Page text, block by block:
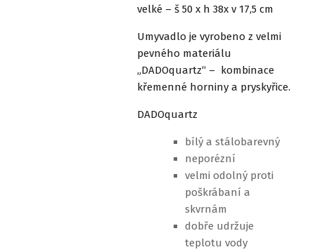
velké – š 50 x h 38x v 17,5 cm
Umyvadlo je vyrobeno z velmi
pevného materiálu
„DADOquartz“ – kombinace
křemenné horniny a pryskyřice.
DADOquartz
bílý a stálobarevný
neporézní
velmi odolný proti
poškrábaní a
skvrnám
dobře udržuje
teplotu vody